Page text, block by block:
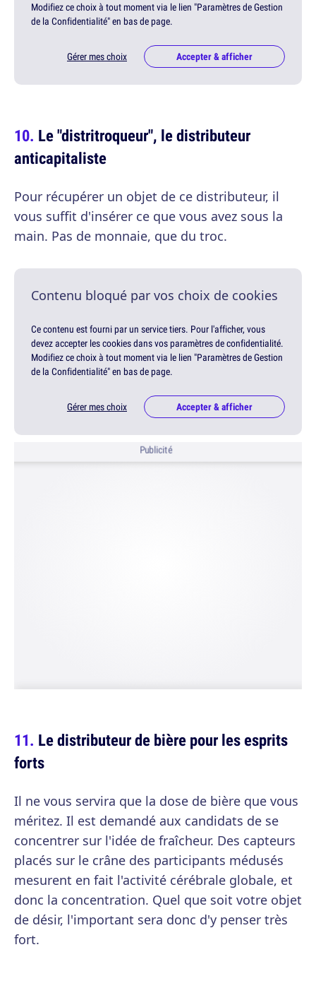
Modifiez ce choix à tout moment via le lien "Paramètres de Gestion
de la Confidentialité" en bas de page.
Gérer mes choix Accepter & afficher
Le "distritroqueur", le distributeur
anticapitaliste
Pour récupérer un objet de ce distributeur, il
vous suffit d'insérer ce que vous avez sous la
main. Pas de monnaie, que du troc.
Contenu bloqué par vos choix de cookies
Ce contenu est fourni par un service tiers. Pour l'afficher, vous
devez accepter les cookies dans vos paramètres de confidentialité.
Modifiez ce choix à tout moment via le lien "Paramètres de Gestion
de la Confidentialité" en bas de page.
Gérer mes choix Accepter & afficher
Publicité
Le distributeur de bière pour les esprits
forts
Il ne vous servira que la dose de bière que vous
méritez. Il est demandé aux candidats de se
concentrer sur l'idée de fraîcheur. Des capteurs
placés sur le crâne des participants médusés
mesurent en fait l'activité cérébrale globale, et
donc la concentration. Quel que soit votre objet
de désir, l'important sera donc d'y penser très
fort.